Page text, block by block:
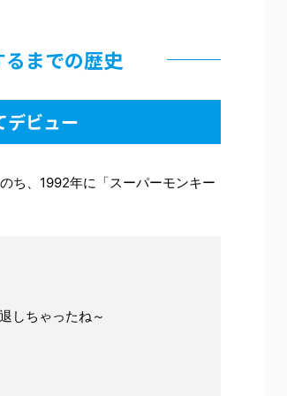
までの歴史
デビュー
ち、1992年に「スーパーモンキー
しちゃったね～